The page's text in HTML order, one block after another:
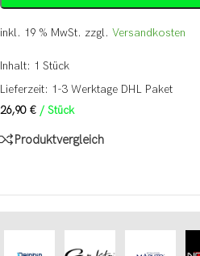
inkl. 19 % MwSt. zzgl. Versandkosten
Inhalt: 1 Stück
Lieferzeit: 1-3 Werktage DHL Paket
26,90 € / Stück
Produktvergleich